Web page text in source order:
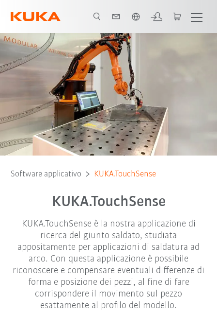
Software applicativo KUKA.TouchSense
KUKA.TouchSense
KUKA.TouchSense è la nostra applicazione di
ricerca del giunto saldato, studiata
appositamente per applicazioni di saldatura ad
arco. Con questa applicazione è possibile
riconoscere e compensare eventuali differenze di
forma e posizione dei pezzi, al fine di fare
corrispondere il movimento sul pezzo
esattamente al profilo del modello.